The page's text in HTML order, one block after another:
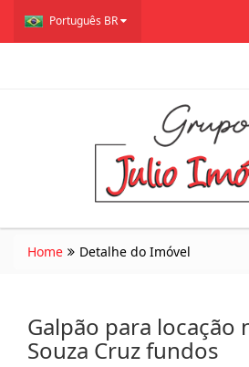
Português BR
Home Detalhe do Imóvel
Galpão para locação
Souza Cruz fundos